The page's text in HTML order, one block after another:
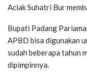
Aciak Suhatri Bur
Bupati Padang
APBD bisa digunakan
sudah beberapa tahun
dipimpinnya.